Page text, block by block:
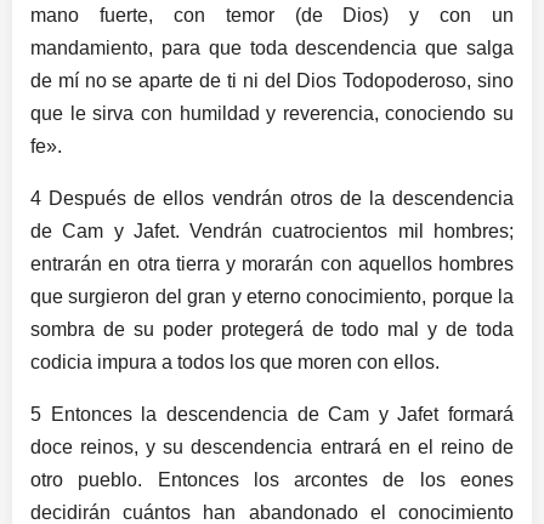
mano fuerte, con temor (de Dios) y con un
mandamiento, para que toda descendencia que salga
de mí no se aparte de ti ni del Dios Todopoderoso, sino
que le sirva con humildad y reverencia, conociendo su
fe».
4 Después de ellos vendrán otros de la descendencia
de Cam y Jafet. Vendrán cuatrocientos mil hombres;
entrarán en otra tierra y morarán con aquellos hombres
que surgieron del gran y eterno conocimiento, porque la
sombra de su poder protegerá de todo mal y de toda
codicia impura a todos los que moren con ellos.
5 Entonces la descendencia de Cam y Jafet formará
doce reinos, y su descendencia entrará en el reino de
otro pueblo. Entonces los arcontes de los eones
decidirán cuántos han abandonado el conocimiento